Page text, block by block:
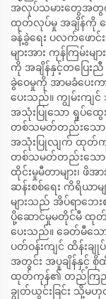
အလုပ်သမားတွေအတွက်
ထုတ်လုပ်မှု အချိန်ကို လ
ခန့်ခွဲရေး ပလက်ဖော
များအား ကုန်ကြမ်းမျ
ကို အချိန်နှင့်တပြေးညီ
ခွဲဝေမှုကို အာမခံပေး
ပေးသည်။ ကျွမ်းကျ
အသုံးပြုသော ရှုပ်ထွေး
တစ်သမတ်တည်းသော
အသုံးပြုလျက် ထုတ်
တစ်သမတ်တည်းသော
ထိုင်းမှုမီတာများ၊ ဖိအ
ဆန်းစစ်ရေး ကိရိယာ
များသည် အိပ်ရာဘေး
ပို့ဆောင်မှုမတိုင်မီ ထု
ပေးသည်။ ခေတ်မီသေ
ပတ်ဝန်းကျင် ထိန်းချု
အတွင်း အပူချိန်နှင့် စို
ထုတ်ကုန်၏ တည်ကြည်မှု
ချွတ်ယွင်းခြင်း သို့